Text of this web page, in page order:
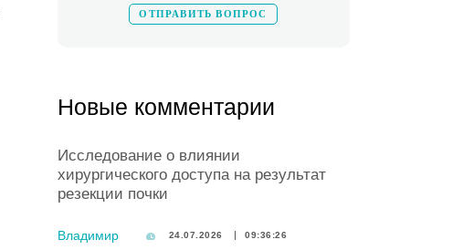
Новые комментарии
Исследование о влиянии
хирургического доступа на результат
резекции почки
Владимир 24.07.2026 09:36:26